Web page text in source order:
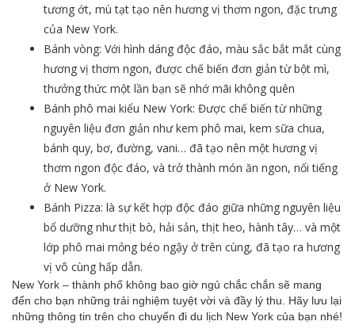
tương ớt, mù tạt tạo nên hương vị thơm ngon, đặc trưng
của New York.
Bánh vòng: Với hình dáng độc đáo, màu sắc bắt mắt cùng
hương vị thơm ngon, được chế biến đơn giản từ bột mì,
thưởng thức một lần bạn sẽ nhớ mãi không quên
Bánh phô mai kiểu New York: Được chế biến từ những
nguyên liệu đơn giản như kem phô mai, kem sữa chua,
bánh quy, bơ, đường, vani… đã tạo nên một hương vị
thơm ngon độc đáo, và trở thành món ăn ngon, nổi tiếng
ở New York.
Bánh Pizza: là sự kết hợp độc đáo giữa những nguyên liệu
bổ dưỡng như thịt bò, hải sản, thịt heo, hành tây… và một
lớp phô mai mỏng béo ngậy ở trên cùng, đã tạo ra hương
vị vô cùng hấp dẫn.
New York – thành phố không bao giờ ngủ chắc chắn sẽ mang
đến cho bạn những trải nghiệm tuyệt vời và đầy lý thu. Hãy lưu lại
những thông tin trên cho chuyến đi du lịch New York của bạn nhé!